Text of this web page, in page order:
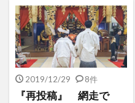
2019/12/29 8件
『再投稿』 網走で